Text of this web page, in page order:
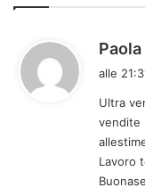
Paola
t
:
alle
Ultra
vendite
Lavoro